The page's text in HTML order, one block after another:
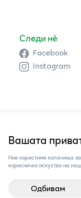
Вашата
Ние користиме колачиња
корисничко искуство на
Одбивам
Следи нè
Facebook
Instagram